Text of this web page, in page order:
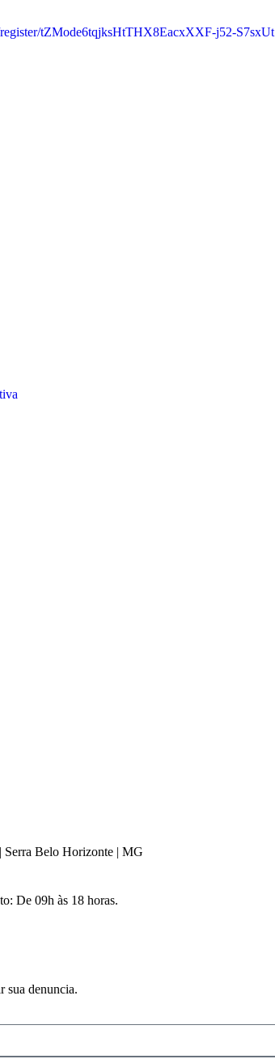
register/tZMode6tqjksHtTHX8EacxXXF-j52-S7sxUt
Serra Belo Horizonte | MG
De 09h às 18 horas.
sua denuncia.